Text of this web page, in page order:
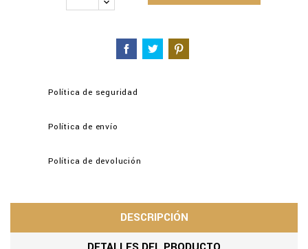
Política de seguridad
Política de envío
Política de devolución
DESCRIPCIÓN